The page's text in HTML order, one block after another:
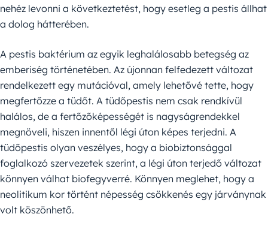
nehéz levonni a következtetést, hogy esetleg a pestis állhat
a dolog hátterében.
A pestis baktérium az egyik leghalálosabb betegség az
emberiség történetében. Az újonnan felfedezett változat
rendelkezett egy mutációval, amely lehetővé tette, hogy
megfertőzze a tüdőt. A tüdőpestis nem csak rendkívül
halálos, de a fertőzőképességét is nagyságrendekkel
megnöveli, hiszen innentől légi úton képes terjedni. A
tüdőpestis olyan veszélyes, hogy a biobiztonsággal
foglalkozó szervezetek szerint, a légi úton terjedő változat
könnyen válhat biofegyverré. Könnyen meglehet, hogy a
neolitikum kor történt népesség csökkenés egy járványnak
volt köszönhető.